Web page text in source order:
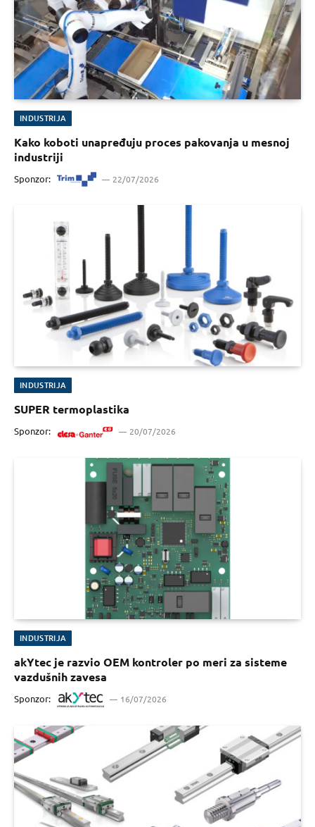
INDUSTRIJA
Kako koboti unapređuju proces pakovanja u mesnoj
industriji
Sponzor: 22/07/2026
INDUSTRIJA
SUPER termoplastika
Sponzor: 20/07/2026
INDUSTRIJA
akYtec je razvio OEM kontroler po meri za sisteme
vazdušnih zavesa
Sponzor: 16/07/2026